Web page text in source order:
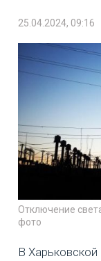
25.04.2024, 09:16
Отключение
фото
В